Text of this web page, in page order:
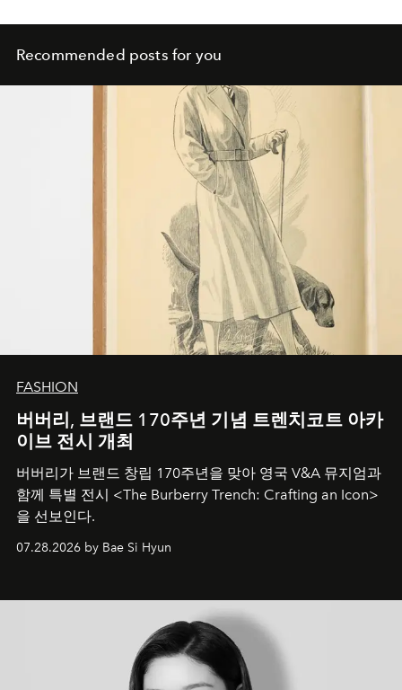
Recommended posts for you
FASHION
버버리, 브랜드 170주년 기념 트렌치코트 아카
이브 전시 개최
버버리가 브랜드 창립 170주년을 맞아 영국 V&A 뮤지엄과
함께 특별 전시 <The Burberry Trench: Crafting an Icon>
을 선보인다.
07.28.2026 by Bae Si Hyun